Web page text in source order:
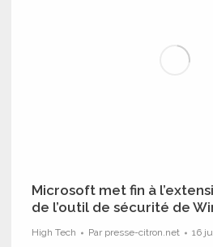
Microsoft met fin à
de l’outil de sécurité de
High Tech Par presse-citron.net 16